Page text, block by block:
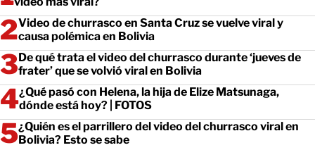
Video de churrasco en Santa Cruz se vuelve viral y
causa polémica en Bolivia
De qué trata el video del churrasco durante ‘jueves de
frater’ que se volvió viral en Bolivia
¿Qué pasó con Helena, la hija de Elize Matsunaga,
dónde está hoy? | FOTOS
¿Quién es el parrillero del video del churrasco viral en
Bolivia? Esto se sabe